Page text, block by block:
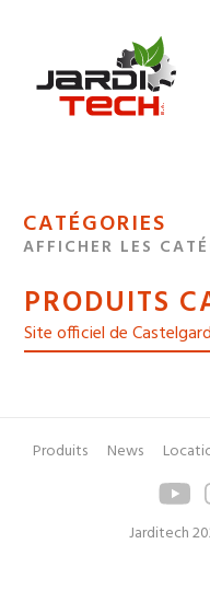
Jarditech
MENU
DE
DES
CATÉGORIES
AFFICHER LES
PRODUITS
Site officiel de
Pied
Menu
navigation
Produits News
Jarditech